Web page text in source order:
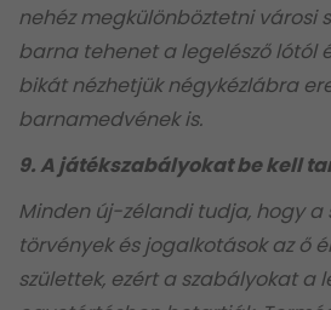
nehéz megkülönböztetni városi
barna tehenet a legelésző lótól
bikát nézhetjük négykézlábra
barnamedvének is.
9. A játékszabályokat be kell
Minden új-zélandi tudja, hogy a
törvények és jogalkotások az ő
születtek, ezért a szabályokat a